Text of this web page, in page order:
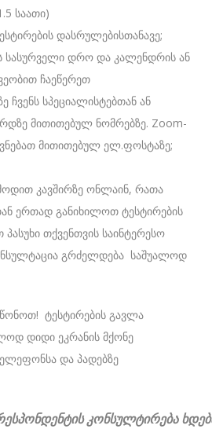
საათი)
დასრულებისთანავე;
სასურველი დრო და კალენდრის ან
ჩაეწერეთ
სპეციალისტებთან ან
მითითებულ ნომრებზე. Zoom-
მითითებულ ელ.ფოსტაზე;
კავშირზე ონლაინ, რათა
ერთად განიხილოთ ტესტირების
თქვენთვის საინტერესო
გრძელდება საშუალოდ
ტესტირების გავლა
დიდი ეკრანის მქონე
და პადებზე
კონსულტირება